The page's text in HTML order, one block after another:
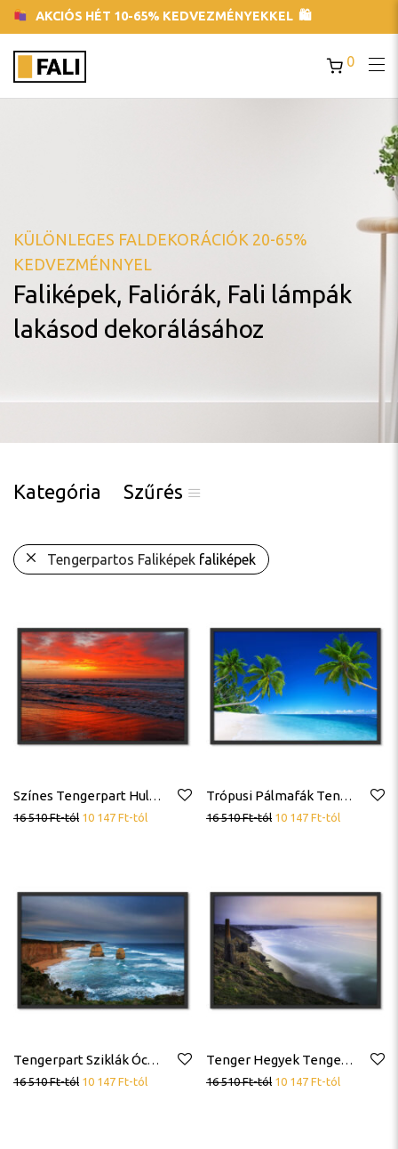
AKCIÓS HÉT 10-65% KEDVEZMÉNYEKKEL 🛍
0
KÜLÖNLEGES FALDEKORÁCIÓK 20-65%
KEDVEZMÉNNYEL
Faliképek, Faliórák, Fali lámpák
lakásod dekorálásához
Kategória Szűrés
Tengerpartos Faliképek faliképek
Színes Tengerpart Hullámok Naplemente Napkelte Poszter
16 510Ft-tól 10 147 Ft-tól
Trópusi Pálmafák Tengerpart Poszter
16 510Ft-tól 10 147 Ft-tól
Tengerpart Sziklák Óceán Hullámok Tenger Poszter
16 510Ft-tól 10 147 Ft-tól
Tenger Hegyek Tengerpart Hullámok Poszter
16 510Ft-tól 10 147 Ft-tól